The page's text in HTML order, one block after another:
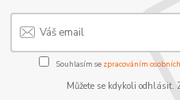
Souhlasím se zpracováním
Můžete se kdykoli